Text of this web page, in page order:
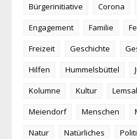
Bürgerinitiative
Corona
Engagement
Familie
Freizeit
Geschichte
Hilfen
Hummelsbüttel
Kolumne
Kultur
Meiendorf
Menschen
Natur
Natürliches